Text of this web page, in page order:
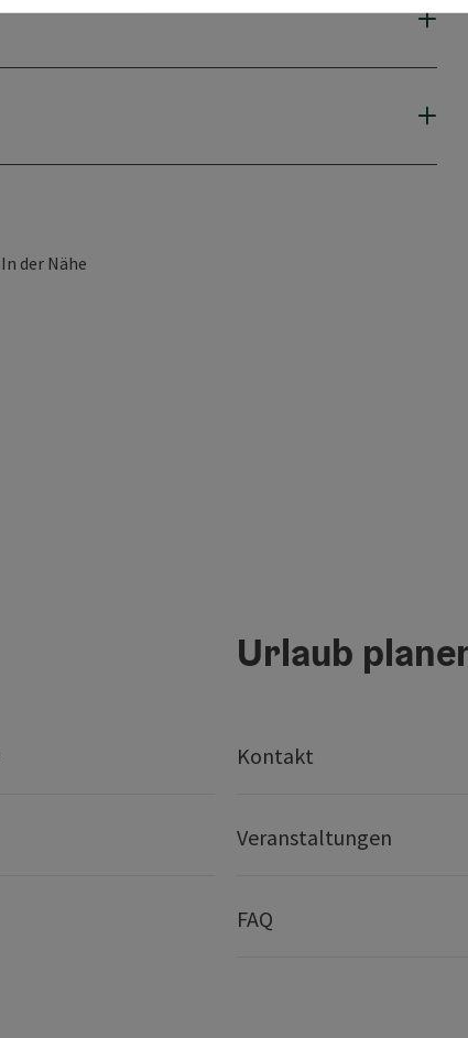
In der Nähe
Urlaub
Kontakt
Veranstaltungen
FAQ